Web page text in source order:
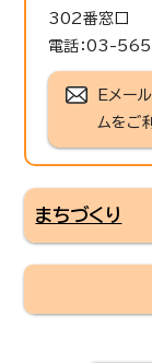
302番窓口
電話：03-
Eメー
ムをご
まちづくり